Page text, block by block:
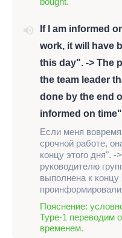
If I am informed
work, it will have
this day". -> The
the team leader
done by the end
informed on
Если меня
срочной работе,
концу этого дня".
руководителю
выполнена к концу
Пояснение:
Type-1 переводим
временем.